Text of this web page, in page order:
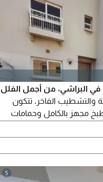
في البراشي، من أجمل الفلل
الفاخر. تتكون
مجهز بالكامل وحمامات
5